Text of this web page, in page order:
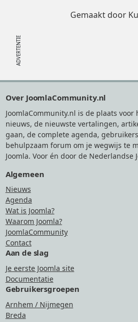
Gemaakt door
Over JoomlaCommunity.nl
JoomlaCommunity.nl is de plaats voor
nieuws, de nieuwste vertalingen,
gaan, de complete agenda,
behulpzaam forum om je wegwijs te
Joomla. Voor én door de Nederlandse
Algemeen
Nieuws
Agenda
Wat is Joomla?
Waarom Joomla?
JoomlaCommunity
Contact
Aan de slag
Je eerste Joomla site
Documentatie
Gebruikersgroepen
Arnhem / Nijmegen
Breda